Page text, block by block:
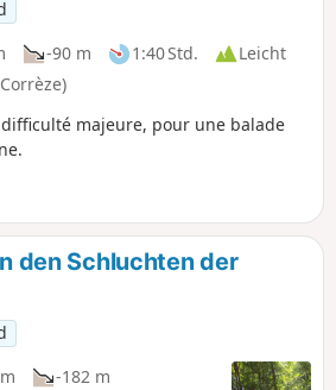
-90 m 1:40 Std.
Leicht
majeure, pour une balade
den Schluchten der
-182 m